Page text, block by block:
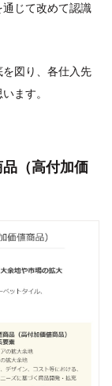
じて改めて認識
図り、各仕入先
ます。
（高付加価